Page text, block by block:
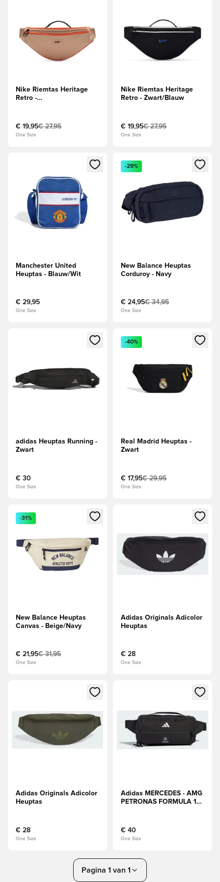
Nike Riemtas Heritage
Retro -
€ 19,95€ 27,95
One Size
Nike Riemtas Heritage
Retro - Zwart/Blauw
€ 19,95€ 27,95
One Size
Opent een venster om in te loggen of je aan te melden als
Manchester United
Heuptas - Blauw/Wit
€ 29,95
One Size
Opent een venster om in te
-29%
New Balance Heuptas
Corduroy - Navy
€ 24,95€ 34,95
One Size
Opent een venster om in te loggen of je aan te melden als
adidas Heuptas Running -
Zwart
€ 30
One Size
Opent een venster om in te
-40%
Real Madrid Heuptas -
Zwart
€ 17,95€ 29,95
One Size
Opent een venster om in te loggen of je aan te melden als
-31%
New Balance Heuptas
Canvas - Beige/Navy
€ 21,95€ 31,95
One Size
Opent een venster om in te
Adidas Originals Adicolor
Heuptas
€ 28
One Size
Opent een venster om in te loggen of je aan te melden als
Adidas Originals Adicolor
Heuptas
€ 28
One Size
Opent een venster om in te
Adidas MERCEDES - AMG
PETRONAS FORMULA 1
€ 40
One Size
Pagina 1 van 1